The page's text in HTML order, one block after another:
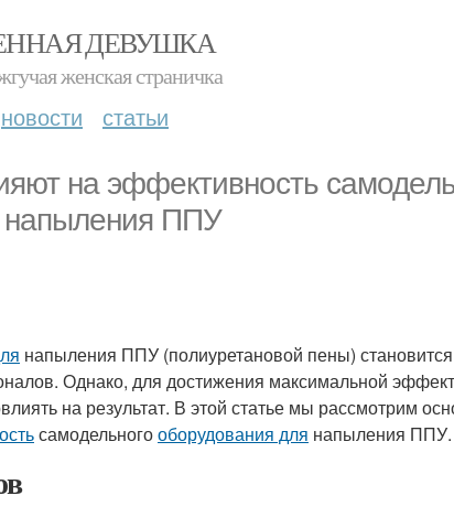
ДЕВУШКА
женская страничка
новости статьи
на эффективность
напыления ППУ
напыления ППУ (полиуретановой пены)
Однако, для достижения максимальной
на результат. В этой статье мы рассмотрим
самодельногооборудования для напыления ППУ.